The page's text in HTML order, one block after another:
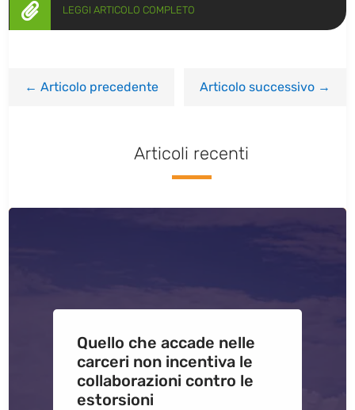
 LEGGI ARTICOLO COMPLETO
←Articolo precedente Articolo successivo→
Articoli recenti
Quello che accade nelle
carceri non incentiva le
collaborazioni contro le
estorsioni